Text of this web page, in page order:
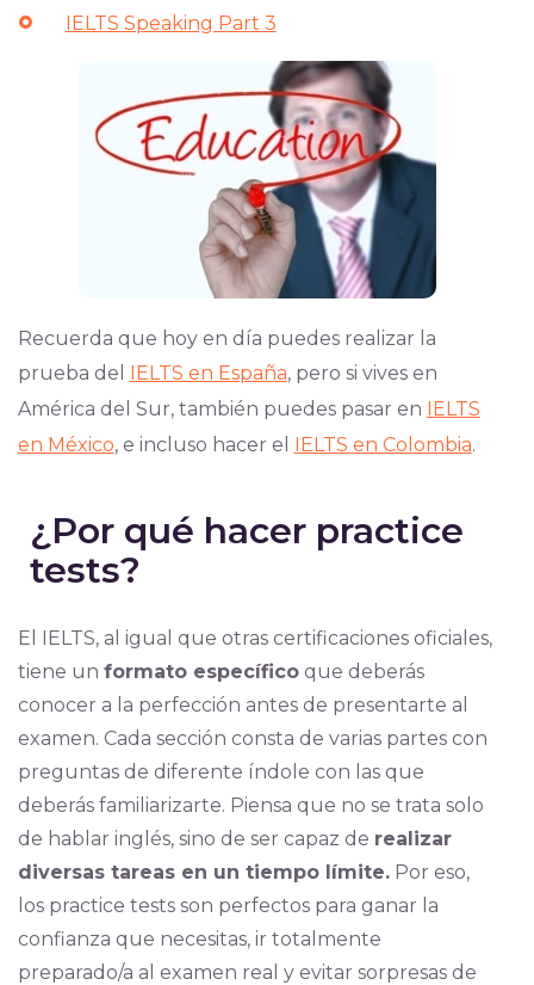
IELTS Speaking Part 3
Recuerda que hoy en día puedes realizar la
prueba del IELTS en España, pero si vives en
América del Sur, también puedes pasar en IELTS
en México, e incluso hacer el IELTS en Colombia.
¿Por qué hacer practice
tests?
El IELTS, al igual que otras certificaciones oficiales,
tiene un formato específicoque deberás
conocer a la perfección antes de presentarte al
examen. Cada sección consta de varias partes con
preguntas de diferente índole con las que
deberás familiarizarte. Piensa que no se trata solo
de hablar inglés, sino de ser capaz de realizar
diversas tareas en un tiempo límite.Por eso,
los practice tests son perfectos para ganar la
confianza que necesitas, ir totalmente
preparado/a al examen real y evitar sorpresas de